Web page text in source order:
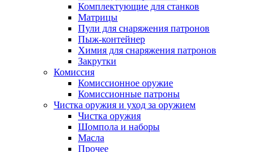
Комплектующие для станков
Матрицы
Пули для снаряжения патронов
Пыж-контейнер
Химия для снаряжения патронов
Закрутки
Комиссия
Комиссионное оружие
Комиссионные патроны
Чистка оружия и уход за оружием
Чистка оружия
Шомпола и наборы
Масла
Прочее